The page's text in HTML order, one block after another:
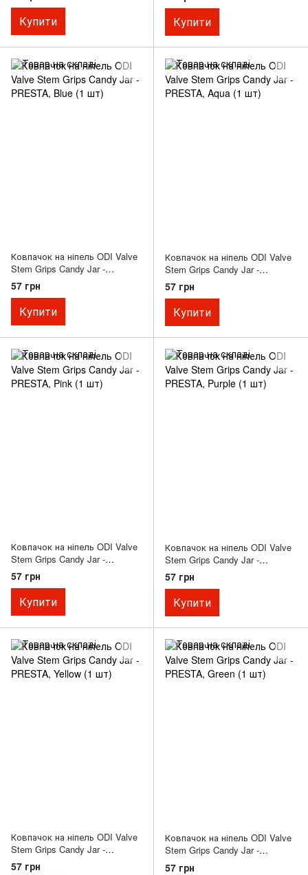
Купити Купити
Ковпачок на ніпель ODI Valve
Stem Grips Candy Jar -
PRESTA, Blue (1 шт)
57 грн
Купити
Ковпачок на ніпель ODI Valve
Stem Grips Candy Jar -
PRESTA, Aqua (1 шт)
57 грн
Купити
Ковпачок на ніпель ODI Valve
Stem Grips Candy Jar -
PRESTA, Pink (1 шт)
57 грн
Купити
Ковпачок на ніпель ODI Valve
Stem Grips Candy Jar -
PRESTA, Purple (1 шт)
57 грн
Купити
Ковпачок на ніпель ODI Valve
Stem Grips Candy Jar -
PRESTA, Yellow (1 шт)
57 грн
Ковпачок на ніпель ODI Valve
Stem Grips Candy Jar -
PRESTA, Green (1 шт)
57 грн